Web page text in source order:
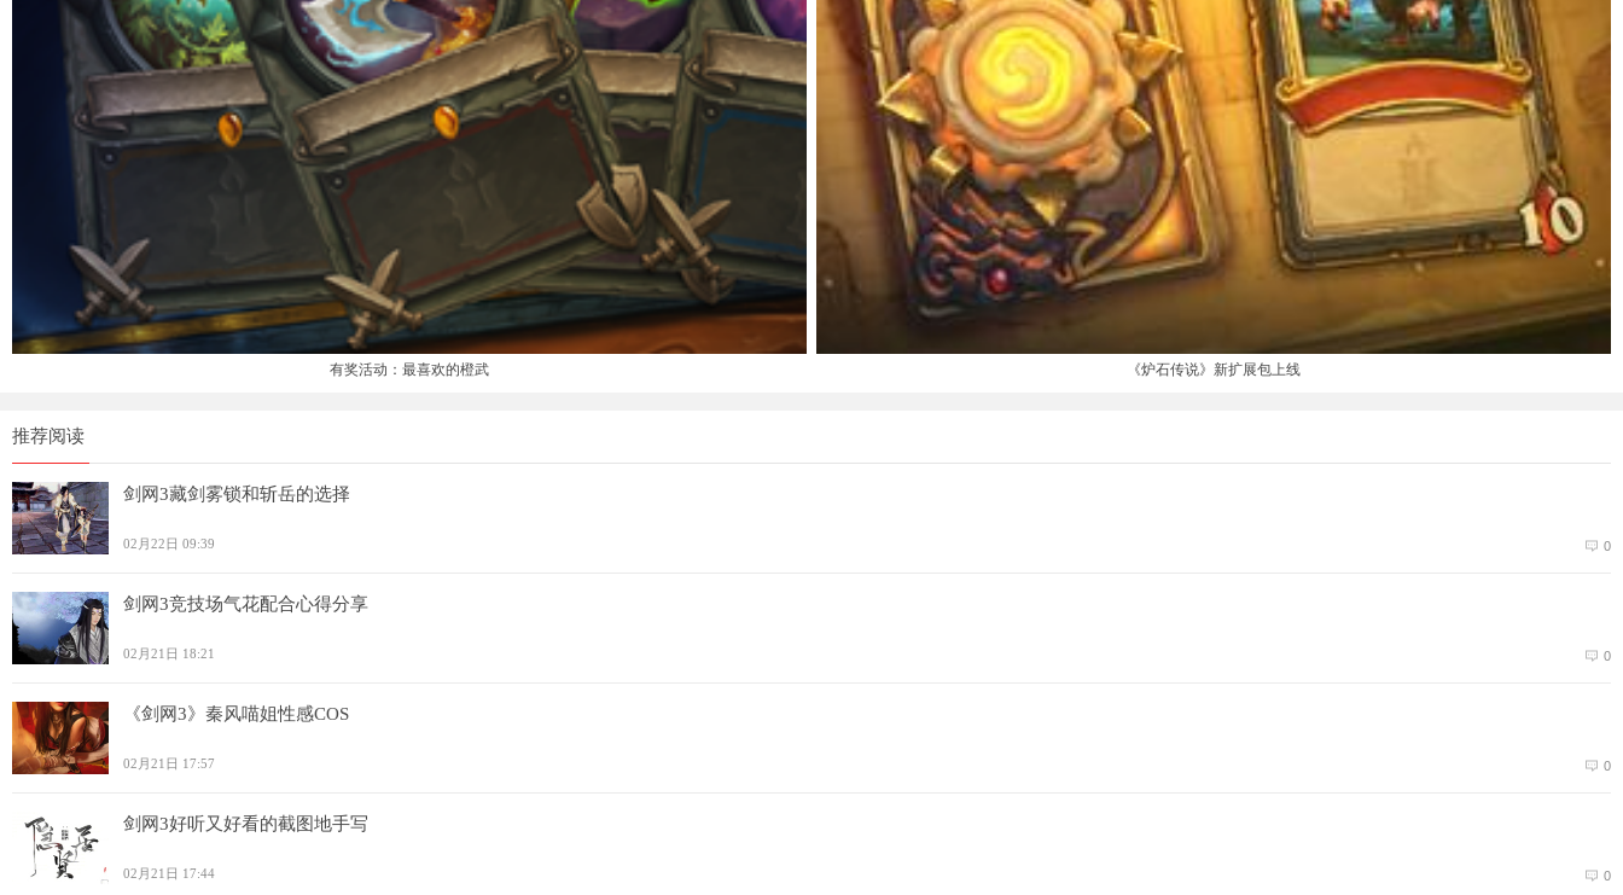
有奖活动：最喜欢的橙武 《炉石传说》新扩展包上线
推荐阅读
剑网3藏剑雾锁和斩岳的选择
02月22日 09:39 0
剑网3竞技场气花配合心得分享
02月21日 18:21 0
《剑网3》秦风喵姐性感COS
02月21日 17:57 0
剑网3好听又好看的截图地手写
02月21日 17:44 0